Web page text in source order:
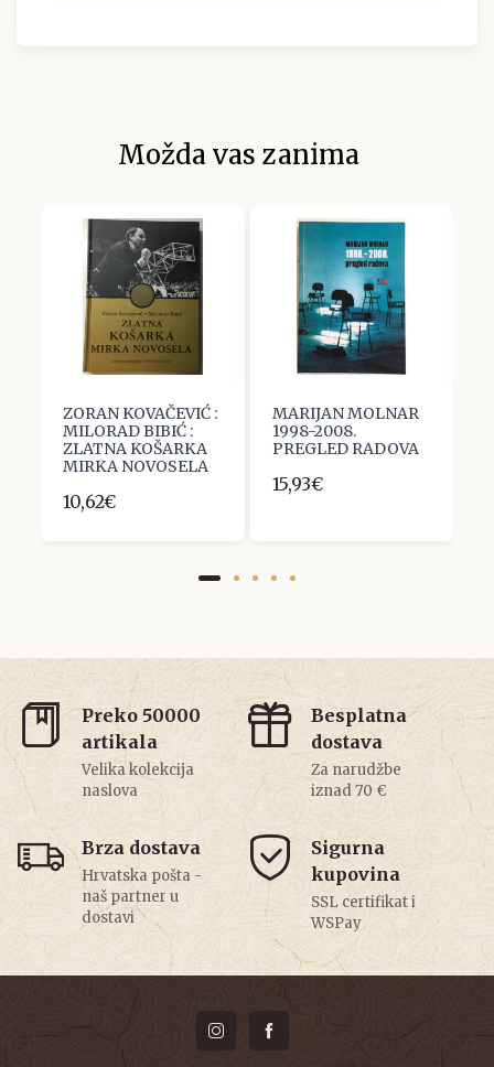
Možda vas zanima
ZORAN KOVAČEVIĆ :
MILORAD BIBIĆ :
ZLATNA KOŠARKA
MIRKA NOVOSELA
10,62€
MARIJAN MOLNAR
1998-2008.
PREGLED RADOVA
15,93€
Preko 50000
artikala
Velika kolekcija
naslova
Besplatna
dostava
Za narudžbe
iznad 70 €
Brza dostava
Hrvatska pošta -
naš partner u
dostavi
Sigurna
kupovina
SSL certifikat i
WSPay